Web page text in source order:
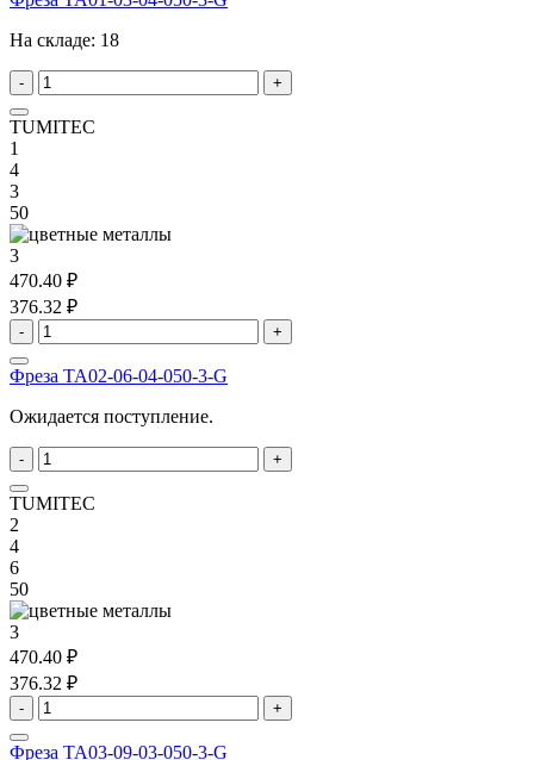
На складе: 18
- +
TUMITEC
1
4
3
50
3
470.40 ₽
376.32 ₽
- +
Фреза TA02-06-04-050-3-G
Ожидается поступление.
- +
TUMITEC
2
4
6
50
3
470.40 ₽
376.32 ₽
- +
Фреза TA03-09-03-050-3-G